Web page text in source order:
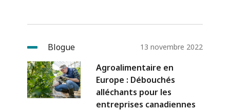
Blogue 13 novembre 2022
Agroalimentaire en
Europe : Débouchés
alléchants pour les
entreprises canadiennes